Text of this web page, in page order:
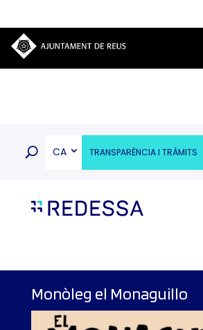
CA TRANSPARÈNCIA I TRÀMITS
Monòleg el Monaguillo